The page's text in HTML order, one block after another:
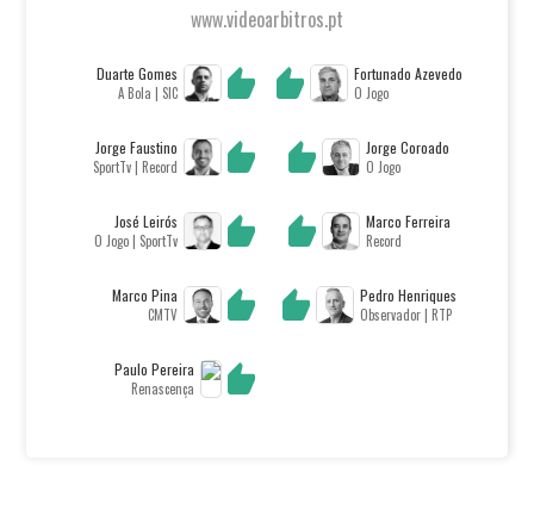
www.videoarbitros.pt
Duarte Gomes
A Bola | SIC
Fortunado Azevedo
O Jogo
Jorge Faustino
SportTv | Record
Jorge Coroado
O Jogo
José Leirós
O Jogo | SportTv
Marco Ferreira
Record
Marco Pina
CMTV
Pedro Henriques
Observador | RTP
Paulo Pereira
Renascença